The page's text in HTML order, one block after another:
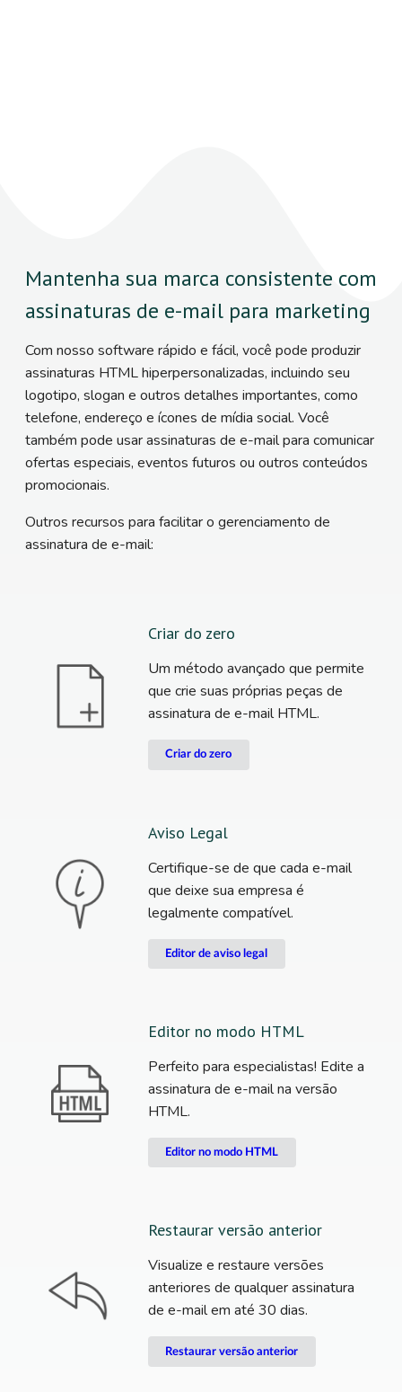
Mantenha sua marca consistente com
assinaturas de e-mail para marketing
Com nosso software rápido e fácil, você pode produzir
assinaturas HTML hiperpersonalizadas, incluindo seu
logotipo, slogan e outros detalhes importantes, como
telefone, endereço e ícones de mídia social. Você
também pode usar assinaturas de e-mail para comunicar
ofertas especiais, eventos futuros ou outros conteúdos
promocionais.
Outros recursos para facilitar o gerenciamento de
assinatura de e-mail:
Criar do zero
Um método avançado que permite
que crie suas próprias peças de
assinatura de e-mail HTML.
Criar do zero
Aviso Legal
Certifique-se de que cada e-mail
que deixe sua empresa é
legalmente compatível.
Editor de aviso legal
Editor no modo HTML
Perfeito para especialistas! Edite a
assinatura de e-mail na versão
HTML.
Editor no modo HTML
Restaurar versão anterior
Visualize e restaure versões
anteriores de qualquer assinatura
de e-mail em até 30 dias.
Restaurar versão anterior